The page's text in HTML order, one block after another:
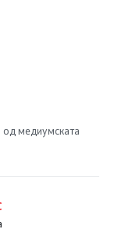
од медиумската